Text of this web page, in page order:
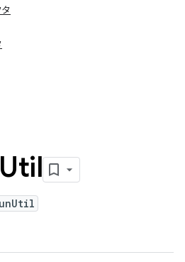
Util